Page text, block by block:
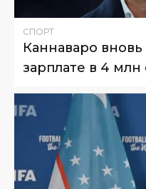
СПОРТ
Каннаваро
зарплате в 4 млн